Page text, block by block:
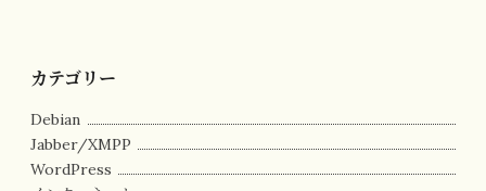
カテゴリー
Debian
Jabber/XMPP
WordPress